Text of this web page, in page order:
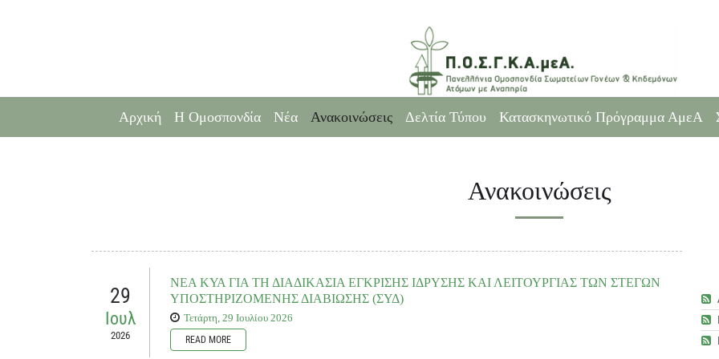
Αρχική Η Ομοσπονδία Νέα Ανακοινώσεις Δελτία Τύπου Κατασκηνωτικό Πρόγραμμα ΑμεΑ
Ανακοινώσεις
29
Ιουλ
2026
ΝΕΑ ΚΥΑ ΓΙΑ ΤΗ ΔΙΑΔΙΚΑΣΙΑ ΕΓΚΡΙΣΗΣ ΙΔΡΥΣΗΣ ΚΑΙ ΛΕΙΤΟΥΡΓΙΑΣ ΤΩΝ ΣΤΕΓΩΝ
ΥΠΟΣΤΗΡΙΖΟΜΕΝΗΣ ΔΙΑΒΙΩΣΗΣ (ΣΥΔ)
Τετάρτη, 29 Ιουλίου 2026
READ MORE